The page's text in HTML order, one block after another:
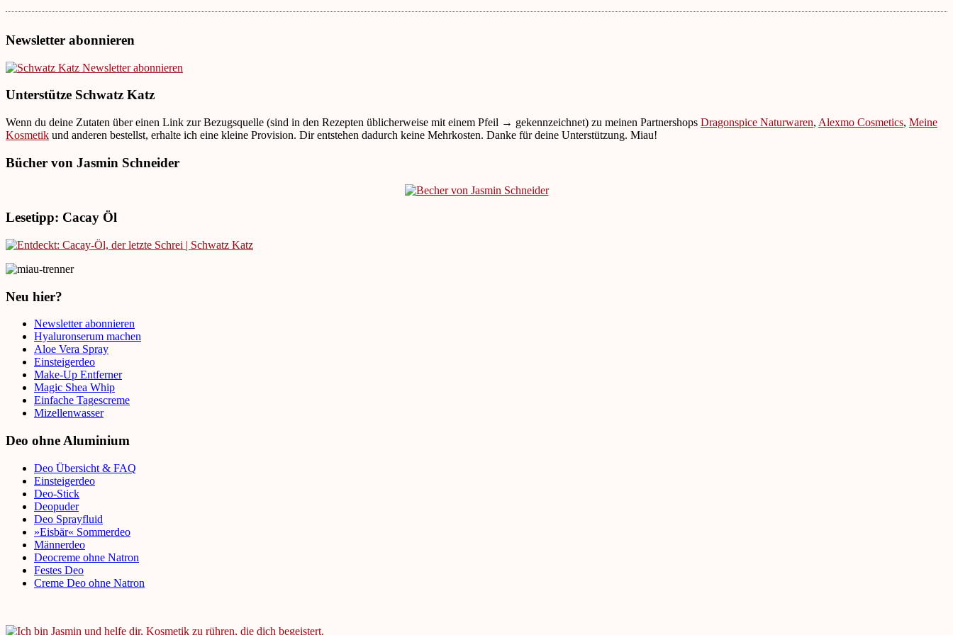
Newsletter abonnieren
Unterstütze Schwatz Katz
Wenn du deine Zutaten über einen Link zur Bezugsquelle (sind in den Rezepten üblicherweise mit einem Pfeil → gekennzeichnet) zu meinen Partnershops Dragonspice Naturwaren, Alexmo Cosmetics, Meine
Kosmetik und anderen bestellst, erhalte ich eine kleine Provision. Dir entstehen dadurch keine Mehrkosten. Danke für deine Unterstützung. Miau!
Bücher von Jasmin Schneider
Lesetipp: Cacay Öl
Neu hier?
Newsletter abonnieren
Hyaluronserum machen
Aloe Vera Spray
Einsteigerdeo
Make-Up Entferner
Magic Shea Whip
Einfache Tagescreme
Mizellenwasser
Deo ohne Aluminium
Deo Übersicht & FAQ
Einsteigerdeo
Deo-Stick
Deopuder
Deo Sprayfluid
»Eisbär« Sommerdeo
Männerdeo
Deocreme ohne Natron
Festes Deo
Creme Deo ohne Natron